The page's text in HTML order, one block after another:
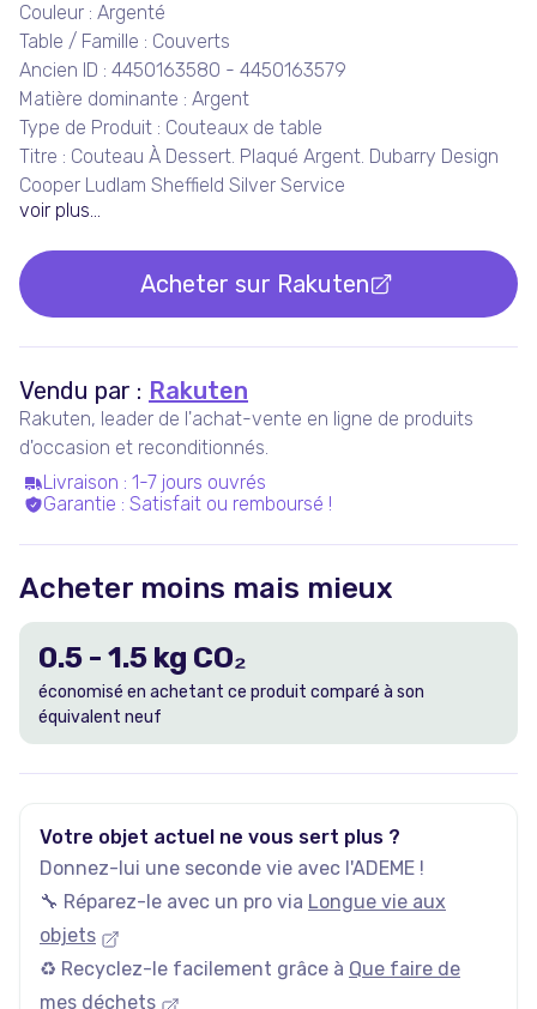
Couleur : Argenté
Table / Famille : Couverts
Ancien ID : 4450163580 - 4450163579
Matière dominante : Argent
Type de Produit : Couteaux de table
Titre : Couteau À Dessert. Plaqué Argent. Dubarry Design
Cooper Ludlam Sheffield Silver Service
voir plus...
Acheter sur Rakuten
Vendu par : Rakuten
Rakuten, leader de l'achat-vente en ligne de produits
d'occasion et reconditionnés.
Livraison : 1-7 jours ouvrés
Garantie : Satisfait ou remboursé !
Acheter moins mais mieux
0.5 - 1.5 kg CO₂
économisé en achetant ce produit comparé à son
équivalent neuf
Votre objet actuel ne vous sert plus ?
Donnez-lui une seconde vie avec l'ADEME !
🔧 Réparez-le avec un pro via Longue vie aux
objets
♻️ Recyclez-le facilement grâce à Que faire de
mes déchets